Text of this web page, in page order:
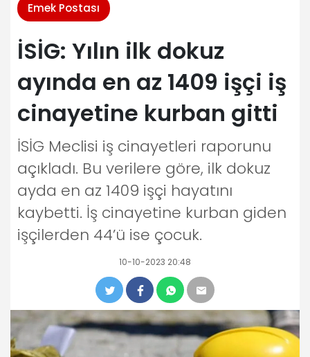
Emek Postası
İSİG: Yılın ilk dokuz
ayında en az 1409 işçi iş
cinayetine kurban gitti
İSİG Meclisi iş cinayetleri raporunu
açıkladı. Bu verilere göre, ilk dokuz
ayda en az 1409 işçi hayatını
kaybetti. İş cinayetine kurban giden
işçilerden 44’ü ise çocuk.
10-10-2023 20:48